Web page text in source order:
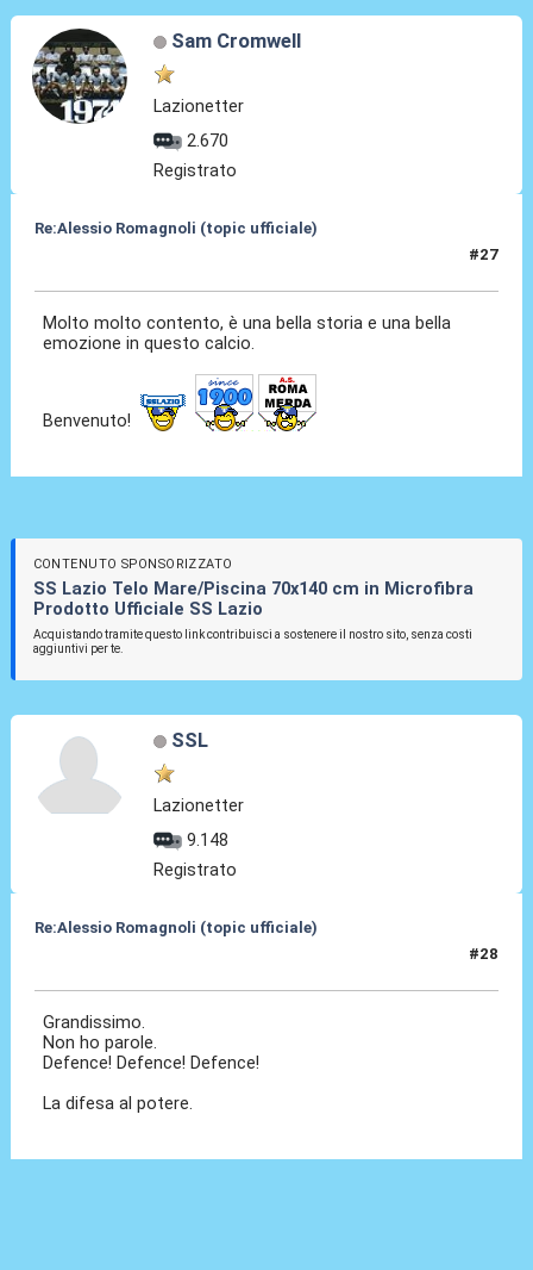
Sam Cromwell
Lazionetter
2.670
Registrato
Re:Alessio Romagnoli (topic ufficiale)
#27
Molto molto contento, è una bella storia e una bella
emozione in questo calcio.
Benvenuto!
CONTENUTO SPONSORIZZATO
SS Lazio Telo Mare/Piscina 70x140 cm in Microfibra
Prodotto Ufficiale SS Lazio
Acquistando tramite questo link contribuisci a sostenere il nostro sito, senza costi
aggiuntivi per te.
SSL
Lazionetter
9.148
Registrato
Re:Alessio Romagnoli (topic ufficiale)
#28
Grandissimo.
Non ho parole.
Defence! Defence! Defence!
La difesa al potere.